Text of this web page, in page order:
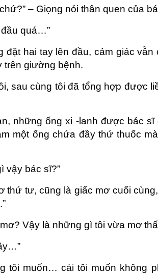
– Giọng nói thân quen của
quá…”
hai tay lên đầu, cảm giác vẫn
trên giường bệnh.
cùng tôi đã tổng hợp được
ống xi -lanh được bác sĩ
một ống chứa đầy thứ thuốc
bác sĩ?”
tư, cũng là giấc mơ cuối cùng,
Vậy là những gì tôi vừa mơ
muốn… cái tôi muốn không